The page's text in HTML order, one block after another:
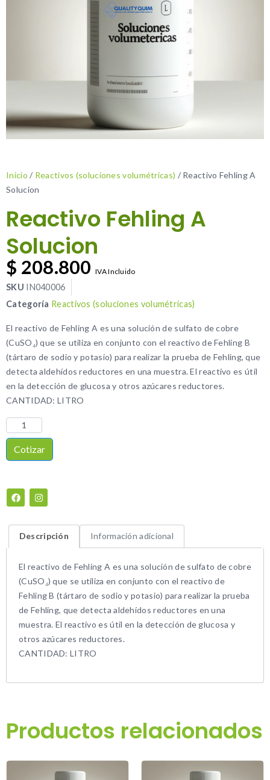
Inicio / Reactivos (soluciones volumétricas) / Reactivo Fehling A
Solucion
Reactivo Fehling A
Solucion
$ 208.800 IVA Incluido
SKU IN040006
Categoría Reactivos (soluciones volumétricas)
El reactivo de Fehling A es una solución de sulfato de cobre
(CuSO₄) que se utiliza en conjunto con el reactivo de Fehling B
(tártaro de sodio y potasio) para realizar la prueba de Fehling, que
detecta aldehídos reductores en una muestra. El reactivo es útil
en la detección de glucosa y otros azúcares reductores.
CANTIDAD: LITRO
Cotizar
Descripción Información adicional
El reactivo de Fehling A es una solución de sulfato de cobre
(CuSO₄) que se utiliza en conjunto con el reactivo de
Fehling B (tártaro de sodio y potasio) para realizar la prueba
de Fehling, que detecta aldehídos reductores en una
muestra. El reactivo es útil en la detección de glucosa y
otros azúcares reductores.
CANTIDAD: LITRO
Productos relacionados